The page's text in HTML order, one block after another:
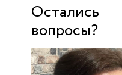
Остались
вопросы?